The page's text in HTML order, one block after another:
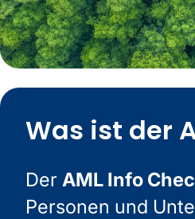
Was ist der
Der AML Info
Personen und